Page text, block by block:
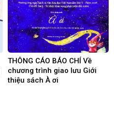
THÔNG CÁO BÁO CHÍ Về
chương trình giao lưu Giới
thiệu sách À ơi